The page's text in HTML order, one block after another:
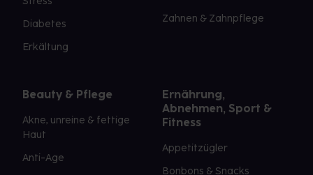
Diabetes
Erkältung
Zahnen & Zahnpflege
Beauty & Pflege
Akne, unreine & fettige
Haut
Anti-Age
Ernährung,
Abnehmen, Sport &
Fitness
Appetitzügler
Bonbons & Snacks